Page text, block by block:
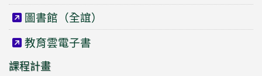
圖書館（全誼）
教育雲電子書
課程計畫